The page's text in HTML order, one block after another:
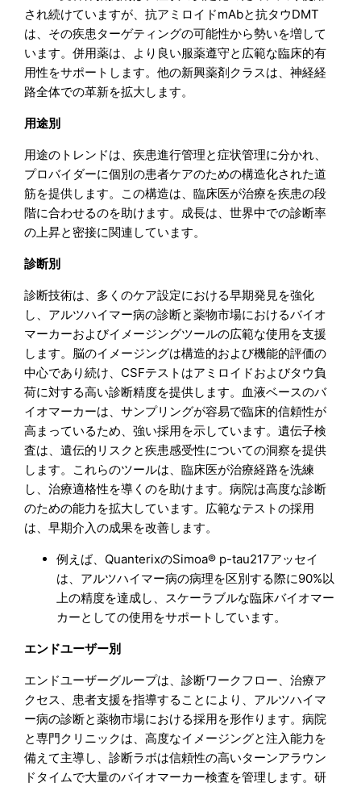
され続けていますが、抗アミロイドmAbと抗タウDMT
は、その疾患ターゲティングの可能性から勢いを増して
います。併用薬は、より良い服薬遵守と広範な臨床的有
用性をサポートします。他の新興薬剤クラスは、神経経
路全体での革新を拡大します。
用途別
用途のトレンドは、疾患進行管理と症状管理に分かれ、
プロバイダーに個別の患者ケアのための構造化された道
筋を提供します。この構造は、臨床医が治療を疾患の段
階に合わせるのを助けます。成長は、世界中での診断率
の上昇と密接に関連しています。
診断別
診断技術は、多くのケア設定における早期発見を強化
し、アルツハイマー病の診断と薬物市場におけるバイオ
マーカーおよびイメージングツールの広範な使用を支援
します。脳のイメージングは構造的および機能的評価の
中心であり続け、CSFテストはアミロイドおよびタウ負
荷に対する高い診断精度を提供します。血液ベースのバ
イオマーカーは、サンプリングが容易で臨床的信頼性が
高まっているため、強い採用を示しています。遺伝子検
査は、遺伝的リスクと疾患感受性についての洞察を提供
します。これらのツールは、臨床医が治療経路を洗練
し、治療適格性を導くのを助けます。病院は高度な診断
のための能力を拡大しています。広範なテストの採用
は、早期介入の成果を改善します。
例えば、QuanterixのSimoa® p-tau217アッセイ
は、アルツハイマー病の病理を区別する際に90%以
上の精度を達成し、スケーラブルな臨床バイオマー
カーとしての使用をサポートしています。
エンドユーザー別
エンドユーザーグループは、診断ワークフロー、治療ア
クセス、患者支援を指導することにより、アルツハイマ
ー病の診断と薬物市場における採用を形作ります。病院
と専門クリニックは、高度なイメージングと注入能力を
備えて主導し、診断ラボは信頼性の高いターンアラウン
ドタイムで大量のバイオマーカー検査を管理します。研